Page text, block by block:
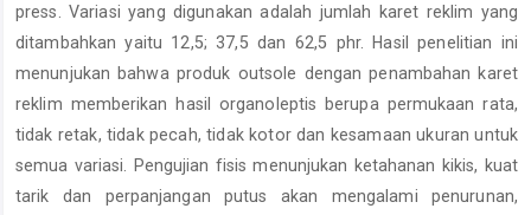
press. Variasi yang digunakan adalah jumlah karet reklim yang
ditambahkan yaitu 12,5; 37,5 dan 62,5 phr. Hasil penelitian ini
menunjukan bahwa produk outsole dengan penambahan karet
reklim memberikan hasil organoleptis berupa permukaan rata,
tidak retak, tidak pecah, tidak kotor dan kesamaan ukuran untuk
semua variasi. Pengujian fisis menunjukan ketahanan kikis, kuat
tarik dan perpanjangan putus akan mengalami penurunan,